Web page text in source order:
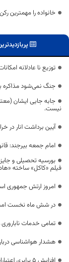
خانواده را مهمترین
توزیع نا عادلانه
جنگ نمی‌شود مذاکره
جابه جایی ایشان
نیست.
آیین برداشت انار در
امام جمعه بیرجند:
بورسیه تحصیلی و
فیلم «کاکل» ساخته
امروز ارتش جمهوری
در شش ماه نخست
تمامی خدمات
هشدار هواشناسی